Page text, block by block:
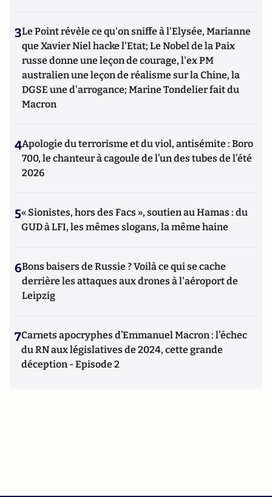
3Le Point révèle ce qu'on sniffe à l'Elysée, Marianne
que Xavier Niel hacke l'Etat; Le Nobel de la Paix
russe donne une leçon de courage, l'ex PM
australien une leçon de réalisme sur la Chine, la
DGSE une d'arrogance; Marine Tondelier fait du
Macron
4Apologie du terrorisme et du viol, antisémite : Boro
700, le chanteur à cagoule de l’un des tubes de l’été
2026
5« Sionistes, hors des Facs », soutien au Hamas : du
GUD à LFI, les mêmes slogans, la même haine
6Bons baisers de Russie ? Voilà ce qui se cache
derrière les attaques aux drones à l'aéroport de
Leipzig
7Carnets apocryphes d’Emmanuel Macron : l’échec
du RN aux législatives de 2024, cette grande
déception - Episode 2